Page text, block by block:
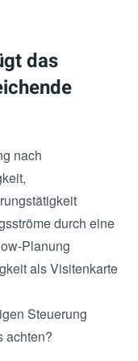
das
nach
durch eine
Planung
als Visitenkarte
Steuerung
achten?